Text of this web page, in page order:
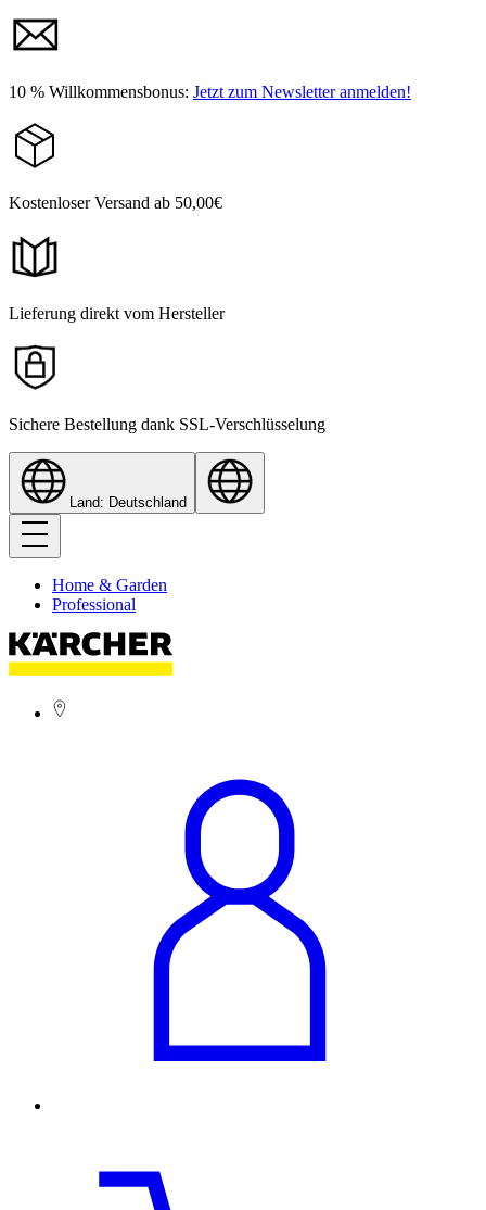
10 % Willkommensbonus: Jetzt zum Newsletter anmelden!
Kostenloser Versand ab 50,00€
Lieferung direkt vom Hersteller
Sichere Bestellung dank SSL-Verschlüsselung
Land: Deutschland
Home & Garden
Professional